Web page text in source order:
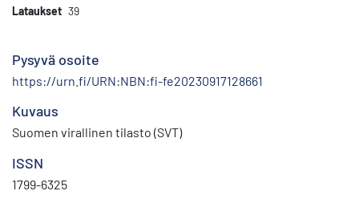
Lataukset 39
Pysyvä osoite
https://urn.fi/URN:NBN:fi-fe20230917128661
Kuvaus
Suomen virallinen tilasto (SVT)
ISSN
1799-6325